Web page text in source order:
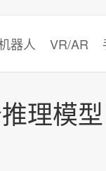
器人 VR/AR
理模型